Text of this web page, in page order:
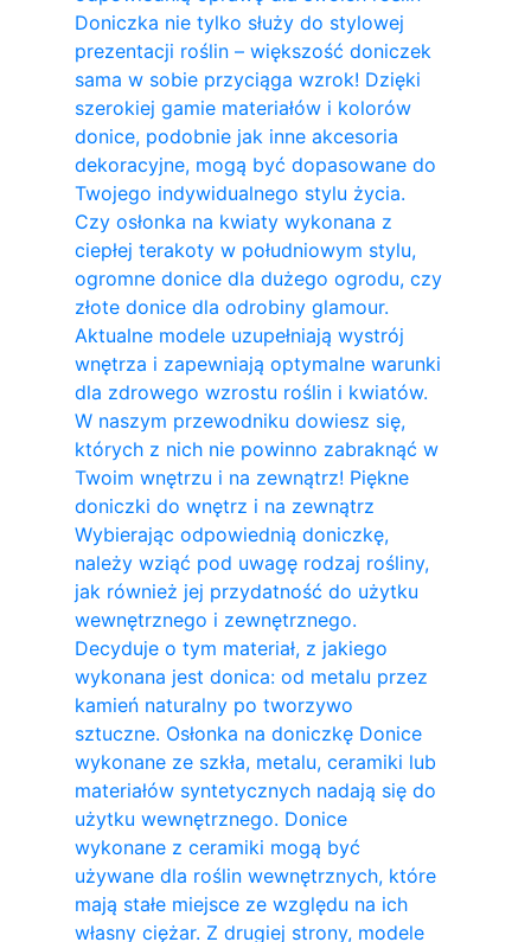
Doniczka nie tylko służy do stylowej
prezentacji roślin – większość doniczek
sama w sobie przyciąga wzrok! Dzięki
szerokiej gamie materiałów i kolorów
donice, podobnie jak inne akcesoria
dekoracyjne, mogą być dopasowane do
Twojego indywidualnego stylu życia.
Czy osłonka na kwiaty wykonana z
ciepłej terakoty w południowym stylu,
ogromne donice dla dużego ogrodu, czy
złote donice dla odrobiny glamour.
Aktualne modele uzupełniają wystrój
wnętrza i zapewniają optymalne warunki
dla zdrowego wzrostu roślin i kwiatów.
W naszym przewodniku dowiesz się,
których z nich nie powinno zabraknąć w
Twoim wnętrzu i na zewnątrz! Piękne
doniczki do wnętrz i na zewnątrz
Wybierając odpowiednią doniczkę,
należy wziąć pod uwagę rodzaj rośliny,
jak również jej przydatność do użytku
wewnętrznego i zewnętrznego.
Decyduje o tym materiał, z jakiego
wykonana jest donica: od metalu przez
kamień naturalny po tworzywo
sztuczne. Osłonka na doniczkę Donice
wykonane ze szkła, metalu, ceramiki lub
materiałów syntetycznych nadają się do
użytku wewnętrznego. Donice
wykonane z ceramiki mogą być
używane dla roślin wewnętrznych, które
mają stałe miejsce ze względu na ich
własny ciężar. Z drugiej strony, modele